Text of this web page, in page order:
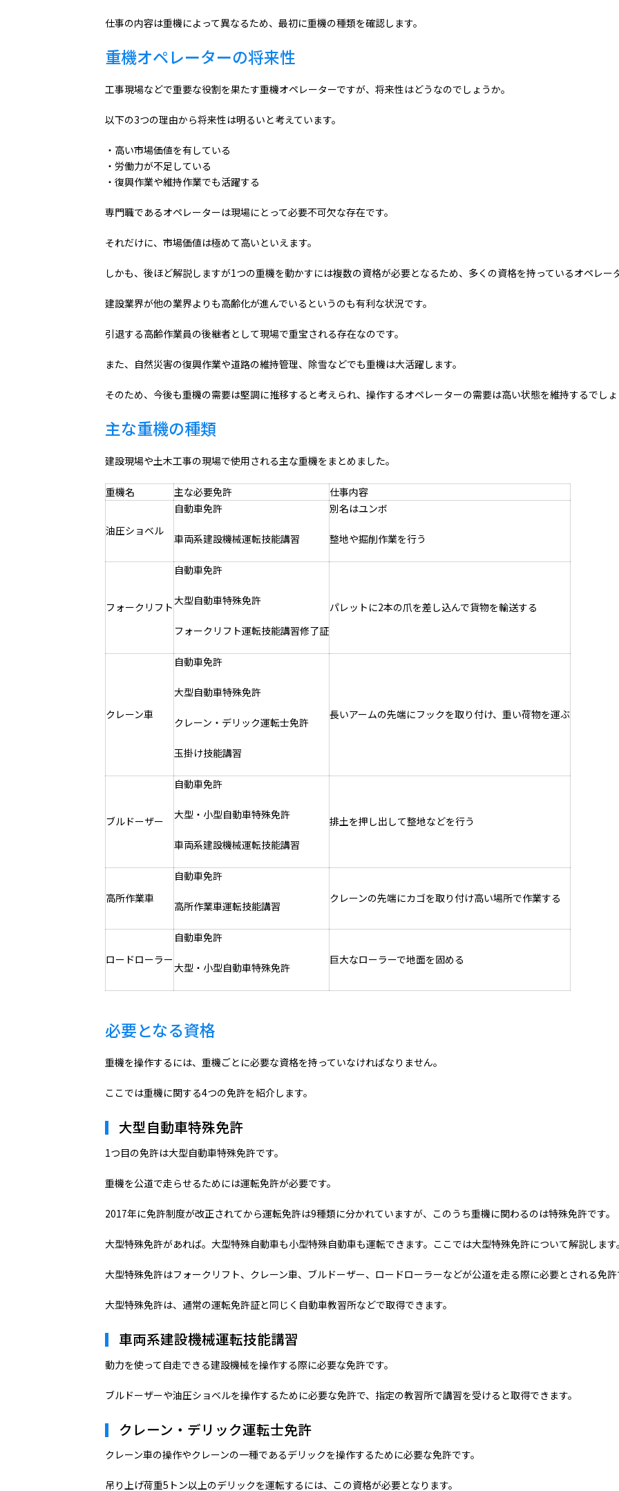
仕事の内容は重機によって異なるため、最初に重機の種類を確認します。
重機オペレーターの将来性
工事現場などで重要な役割を果たす重機オペレーターですが、将来性はどうなのでしょうか。
以下の3つの理由から将来性は明るいと考えています。
・高い市場価値を有している
・労働力が不足している
・復興作業や維持作業でも活躍する
専門職であるオペレーターは現場にとって必要不可欠な存在です。
それだけに、市場価値は極めて高いといえます。
しかも、後ほど解説しますが1つの重機を動かすには複数の資格が必要となるため、多くの資格を持っているオペレー
建設業界が他の業界よりも高齢化が進んでいるというのも有利な状況です。
引退する高齢作業員の後継者として現場で重宝される存在なのです。
また、自然災害の復興作業や道路の維持管理、除雪などでも重機は大活躍します。
そのため、今後も重機の需要は堅調に推移すると考えられ、操作するオペレーターの需要は高い状態を維持するでしょ
主な重機の種類
建設現場や土木工事の現場で使用される主な重機をまとめました。
重機名 主な必要免許 仕事内容
油圧ショベル
自動車免許
車両系建設機械運転技能講習
別名はユンボ
整地や掘削作業を行う
フォークリフト
自動車免許
大型自動車特殊免許
フォークリフト運転技能講習修了証
パレットに2本の爪を差し込んで貨物を輸送する
クレーン車
自動車免許
大型自動車特殊免許
クレーン・デリック運転士免許
玉掛け技能講習
長いアームの先端にフックを取り付け、重い荷物を運ぶ
ブルドーザー
自動車免許
大型・小型自動車特殊免許
車両系建設機械運転技能講習
排土を押し出して整地などを行う
高所作業車
自動車免許
高所作業車運転技能講習
クレーンの先端にカゴを取り付け高い場所で作業する
ロードローラー
自動車免許
大型・小型自動車特殊免許
巨大なローラーで地面を固める
必要となる資格
重機を操作するには、重機ごとに必要な資格を持っていなければなりません。
ここでは重機に関する4つの免許を紹介します。
大型自動車特殊免許
1つ目の免許は大型自動車特殊免許です。
重機を公道で走らせるためには運転免許が必要です。
2017年に免許制度が改正されてから運転免許は9種類に分かれていますが、このうち重機に関わるのは特殊免許です。
大型特殊免許があれば。大型特殊自動車も小型特殊自動車も運転できます。ここでは大型特殊免許について解説します。
大型特殊免許はフォークリフト、クレーン車、ブルドーザー、ロードローラーなどが公道を走る際に必要とされる免許
大型特殊免許は、通常の運転免許証と同じく自動車教習所などで取得できます。
車両系建設機械運転技能講習
動力を使って自走できる建設機械を操作する際に必要な免許です。
ブルドーザーや油圧ショベルを操作するために必要な免許で、指定の教習所で講習を受けると取得できます。
クレーン・デリック運転士免許
クレーン車の操作やクレーンの一種であるデリックを操作するために必要な免許です。
吊り上げ荷重5トン以上のデリックを運転するには、この資格が必要となります。